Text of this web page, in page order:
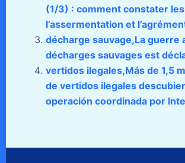
(1/3) : comment constater
l’assermentation et
décharge sauvage,La guerre
décharges sauvages est
vertidos ilegales,Más de 1,5
de vertidos ilegales
operación coordinada por